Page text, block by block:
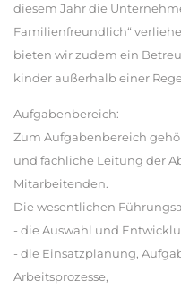
diesem Jahr die
Familienfreundlich“
bieten wir zudem ein
kinder außerhalb einer
Aufgabenbereich:
Zum Aufgabenbereich
und fachliche Leitung der
Mitarbeitenden.
Die wesentlichen
- die Auswahl und
- die Einsatzplanung,
Arbeitsprozesse,